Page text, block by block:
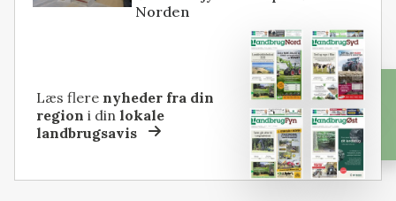
Norden
Læs flere nyheder fra din
region i dinlokale
landbrugsavis